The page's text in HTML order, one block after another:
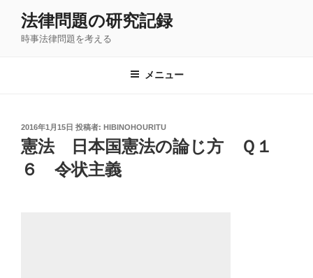
法律問題の研究記録
時事法律問題を考える
メニュー
投
稿
日:
2016年1月15日 投稿者: HIBINOHOURITU
憲法 日本国憲法の論じ方 Ｑ１
６ 令状主義